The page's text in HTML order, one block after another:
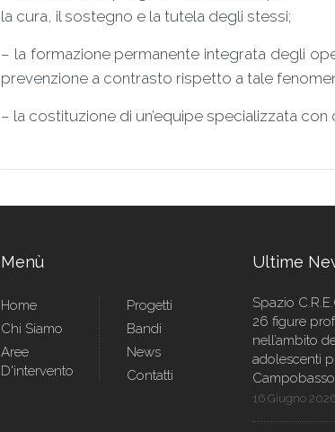
la cura, il sostegno e la tutela degli stessi;
– la formazione permanente integrata degli
prevenzione a contrasto rispetto a tale
– la costituzione di un’equipe specializzata
Menù
Home
Chi Siamo
Aree
D'intervento
Progetti
Bandi
News
Contatti
Ultime
Spazio
26 figure
nell’ambito
adolescenti
16 Giugno